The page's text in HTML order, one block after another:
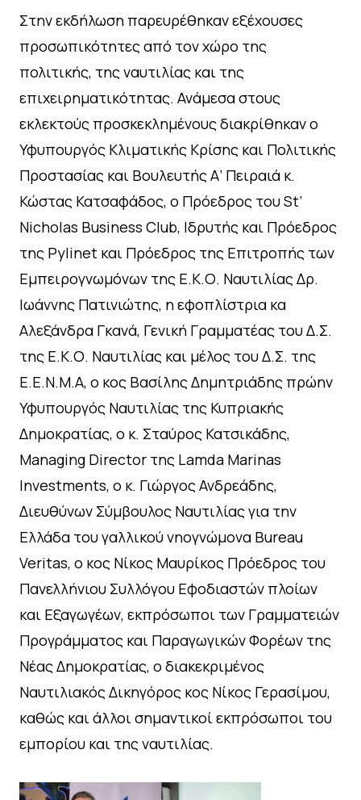
Στην εκδήλωση παρευρέθηκαν εξέχουσες
προσωπικότητες από τον χώρο της
πολιτικής, της ναυτιλίας και της
επιχειρηματικότητας. Ανάμεσα στους
εκλεκτούς προσκεκλημένους διακρίθηκαν ο
Υφυπουργός Κλιματικής Κρίσης και Πολιτικής
Προστασίας και Βουλευτής Α’ Πειραιά κ.
Κώστας Κατσαφάδος, ο Πρόεδρος του St’
Nicholas Business Club, Ιδρυτής και Πρόεδρος
της Pylinet και Πρόεδρος της Επιτροπής των
Εμπειρογνωμόνων της Ε.Κ.Ο. Ναυτιλίας Δρ.
Ιωάννης Πατινιώτης, η εφοπλίστρια κα
Αλεξάνδρα Γκανά, Γενική Γραμματέας του Δ.Σ.
της Ε.Κ.Ο. Ναυτιλίας και μέλος του Δ.Σ. της
Ε.Ε.Ν.Μ.Α, ο κος Βασίλης Δημητριάδης πρώην
Υφυπουργός Ναυτιλίας της Κυπριακής
Δημοκρατίας, ο κ. Σταύρος Κατσικάδης,
Managing Director της Lamda Marinas
Investments, ο κ. Γιώργος Ανδρεάδης,
Διευθύνων Σύμβουλος Ναυτιλίας για την
Ελλάδα του γαλλικού νηογνώμονα Bureau
Veritas, ο κος Νίκος Μαυρίκος Πρόεδρος του
Πανελλήνιου Συλλόγου Εφοδιαστών πλοίων
και Εξαγωγέων, εκπρόσωποι των Γραμματειών
Προγράμματος και Παραγωγικών Φορέων της
Νέας Δημοκρατίας, ο διακεκριμένος
Ναυτιλιακός Δικηγόρος κος Νίκος Γερασίμου,
καθώς και άλλοι σημαντικοί εκπρόσωποι του
εμπορίου και της ναυτιλίας.